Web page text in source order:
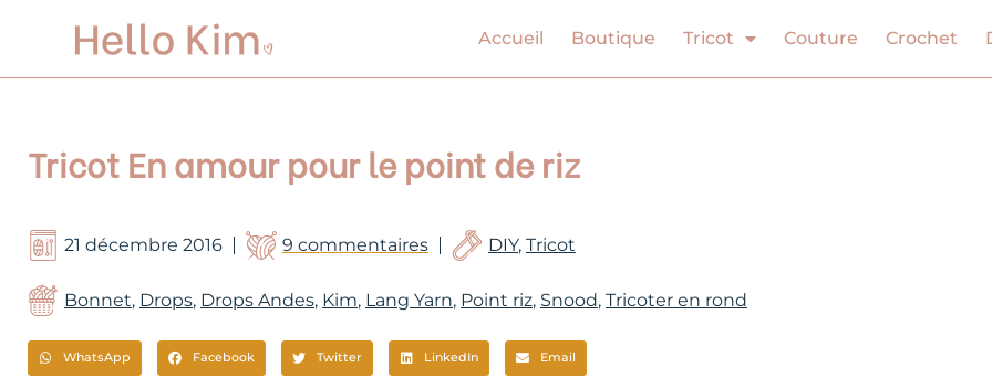
Accueil Boutique Tricot Couture Crochet
Tricot En amour pour le point de riz
21 décembre 2016 9 commentaires DIY, Tricot
Bonnet, Drops, Drops Andes, Kim, Lang Yarn, Point riz, Snood, Tricoter en rond
WhatsApp Facebook Twitter LinkedIn Email